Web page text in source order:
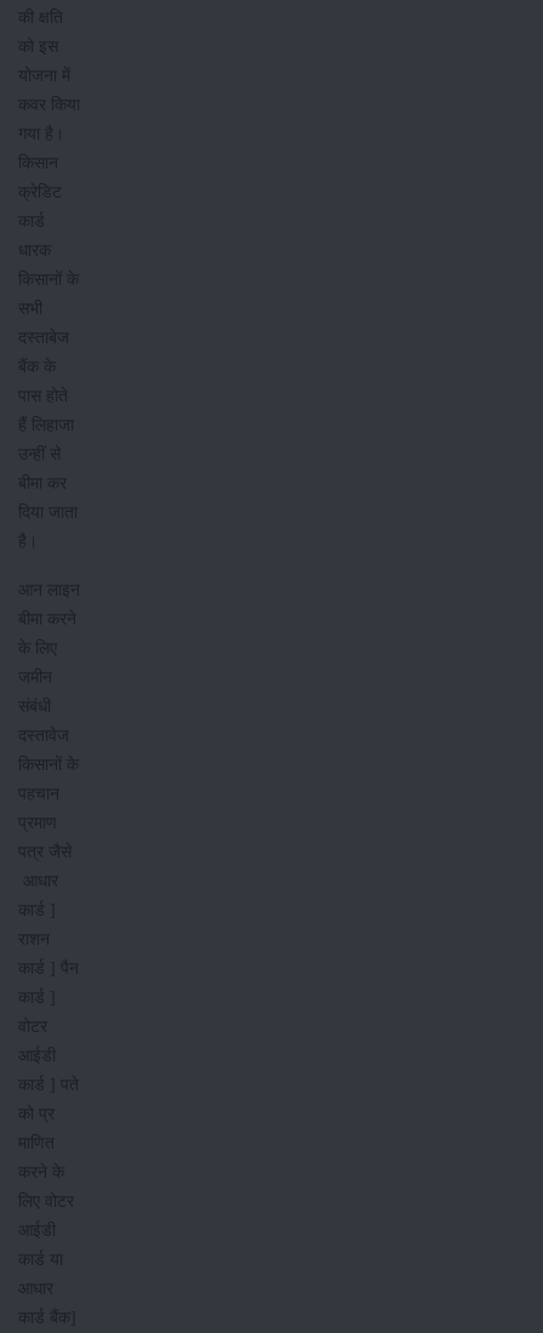
की क्षति
को इस
योजना में
कवर किया
गया है।
किसान
क्रेडिट
कार्ड
धारक
किसानों के
सभी
दस्ताबेज
बैंक के
पास होते
हैं लिहाजा
उन्हीं से
बीमा कर
दिया जाता
है।
आन लाइन
बीमा करने
के लिए
जमीन
संबंधी
दस्तावेज
किसानों के
पहचान
प्रमाण
पत्र जैसे
आधार
कार्ड ]
राशन
कार्ड ] पैन
कार्ड ]
वोटर
आईडी
कार्ड ] पते
को प्र​
माणित
करने के
लिए वोटर
आईडी
कार्ड या
आधार
कार्ड बैंक]